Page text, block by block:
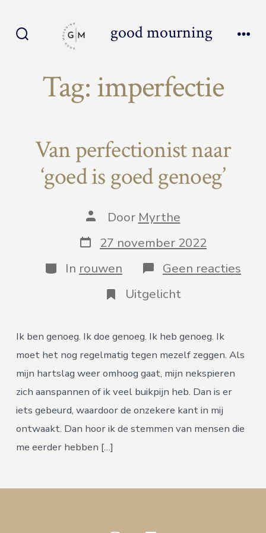
overslaan
good mourning
Tag:imperfectie
Van perfectionist naar
‘goed is goed genoeg’
Auteur
bericht
Door Myrthe
Berichtdatum
27 november 2022
Categorieën
In rouwen Geen reacties
Van
Uitgelicht
Ik ben genoeg. Ik doe genoeg. Ik heb genoeg. Ik
moet het nog regelmatig tegen mezelf zeggen. Als
mijn hartslag weer omhoog gaat, mijn nekspieren
zich aanspannen of ik veel buikpijn heb. Dan is er
iets gebeurd, waardoor de onzekere kant in mij
ontwaakt. Dan hoor ik de stemmen van mensen die
me eerder hebben […]